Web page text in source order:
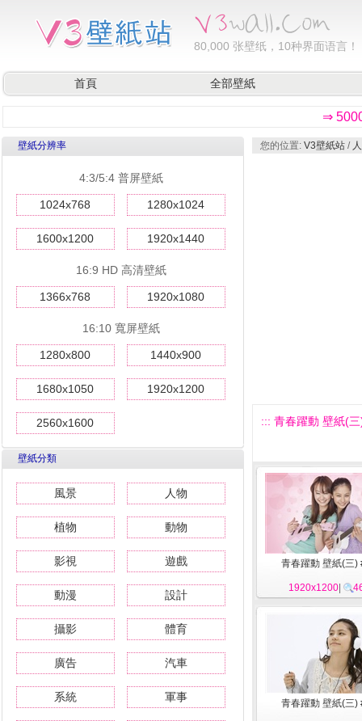
80,000 张壁纸，10种界面语言！
首頁 全部壁紙
⇒
壁紙分辨率
4:3/5:4 普屏壁紙
1024x768 1280x1024
1600x1200 1920x1440
16:9 HD 高清壁紙
1366x768 1920x1080
16:10 寬屏壁紙
1280x800 1440x900
1680x1050 1920x1200
2560x1600
壁紙分類
風景 人物
植物 動物
影視 遊戲
動漫 設計
攝影 體育
廣告 汽車
系統 軍事
您的位置: V3壁紙站 /
::: 青春躍動 壁紙(
青春躍動 壁紙(三)
1920x1200
青春躍動 壁紙(三)